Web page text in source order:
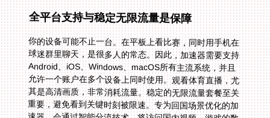
全平台支持与稳定无限流量是保障
你的设备可能不止一台。在平板上看比赛，同时用手机在
球迷群里聊天，是很多人的常态。因此，加速器需要支持
Android、iOS、Windows、macOS所有主流系统，并且
允许一个账户在多个设备上同时使用。观看体育直播，尤
其是高清画质，非常消耗流量。稳定的无限流量套餐至关
重要，避免看到关键时刻被限速。专为回国场景优化的加
速器，会通过智能分流技术，将访问国内视频、游戏的数
据优先通过高质量的专线传输，甚至提供独享的高带宽保